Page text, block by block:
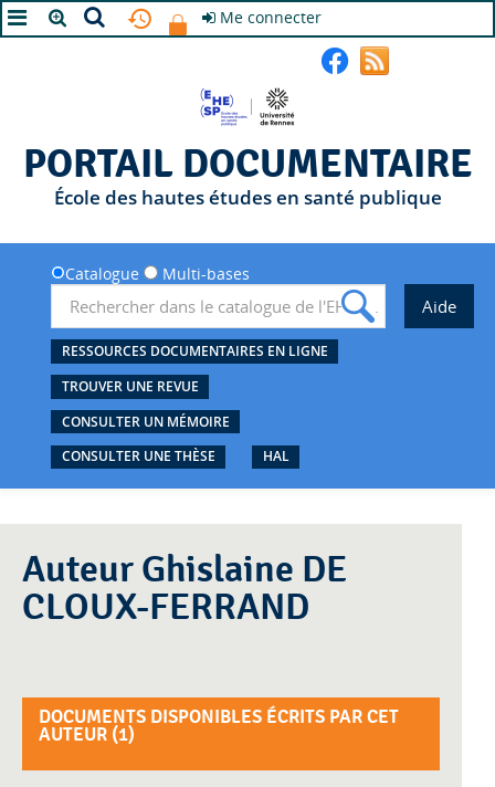
Me connecter
PORTAIL DOCUMENTAIRE
École des hautes études en santé publique
Catalogue Multi-bases
RESSOURCES DOCUMENTAIRES EN LIGNE
TROUVER UNE REVUE
CONSULTER UN MÉMOIRE
CONSULTER UNE THÈSE
HAL
Auteur Ghislaine DE
CLOUX-FERRAND
DOCUMENTS DISPONIBLES ÉCRITS PAR CET
AUTEUR (1)